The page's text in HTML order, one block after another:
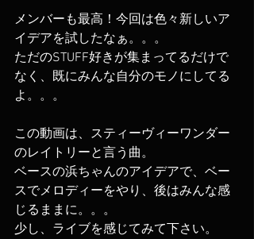
メンバーも最高！今回は色々新しいア
イデアを試したなぁ。。。
ただのSTUFF好きが集まってるだけで
なく、既にみんな自分のモノにしてる
よ。。。
この動画は、スティーヴィーワンダー
のレイトリーと言う曲。
ベースの浜ちゃんのアイデアで、ベー
スでメロディーをやり、後はみんな感
じるままに。。。
少し、ライブを感じてみて下さい。